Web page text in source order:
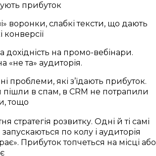
прибуток
воронки, слабкі тексти, що дають
конверсії
дохідність на промо-вебінари.
«не та» аудиторія.
проблеми, які з’їдають прибуток.
пішли в спам, в CRM не потрапили
тощо
стратегія розвитку. Одні й ті самі
по колу і аудиторія
Прибуток топчеться на місці або